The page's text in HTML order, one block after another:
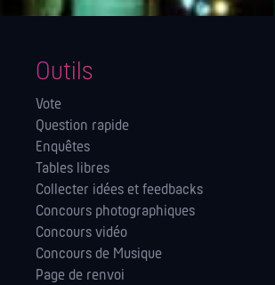
Outils
Vote
Question rapide
Enquêtes
Tables libres
Collecter idées et feedbacks
Concours photographiques
Concours vidéo
Concours de Musique
Page de renvoi